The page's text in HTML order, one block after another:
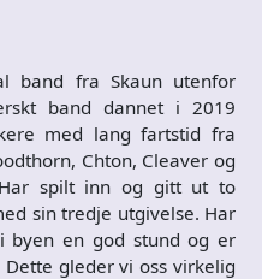
band fra Skaun utenfor
band dannet i 2019
med lang fartstid fra
Chton, Cleaver og
spilt inn og gitt ut to
sin tredje utgivelse. Har
byen en god stund og er
gleder vi oss virkelig